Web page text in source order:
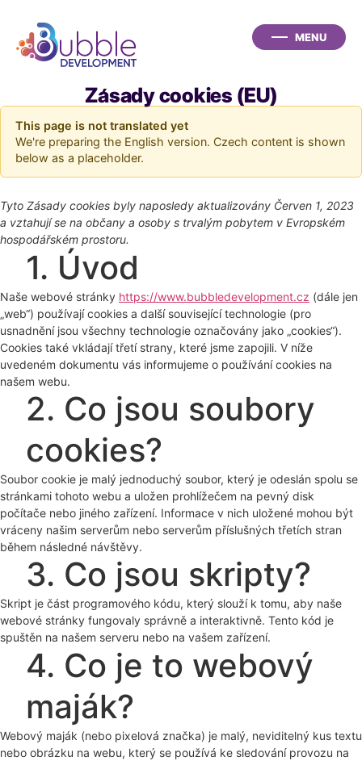
Zásady cookies (EU)
This page is not translated yet
We're preparing the English version. Czech content is shown
below as a placeholder.
Tyto Zásady cookies byly naposledy aktualizovány Červen 1, 2023
a vztahují se na občany a osoby s trvalým pobytem v Evropském
hospodářském prostoru.
1. Úvod
Naše webové stránky https://www.bubbledevelopment.cz (dále jen
„web“) používají cookies a další související technologie (pro
usnadnění jsou všechny technologie označovány jako „cookies“).
Cookies také vkládají třetí strany, které jsme zapojili. V níže
uvedeném dokumentu vás informujeme o používání cookies na
našem webu.
2. Co jsou soubory
cookies?
Soubor cookie je malý jednoduchý soubor, který je odeslán spolu se
stránkami tohoto webu a uložen prohlížečem na pevný disk
počítače nebo jiného zařízení. Informace v nich uložené mohou být
vráceny našim serverům nebo serverům příslušných třetích stran
během následné návštěvy.
3. Co jsou skripty?
Skript je část programového kódu, který slouží k tomu, aby naše
webové stránky fungovaly správně a interaktivně. Tento kód je
spuštěn na našem serveru nebo na vašem zařízení.
4. Co je to webový
maják?
Webový maják (nebo pixelová značka) je malý, neviditelný kus textu
nebo obrázku na webu, který se používá ke sledování provozu na